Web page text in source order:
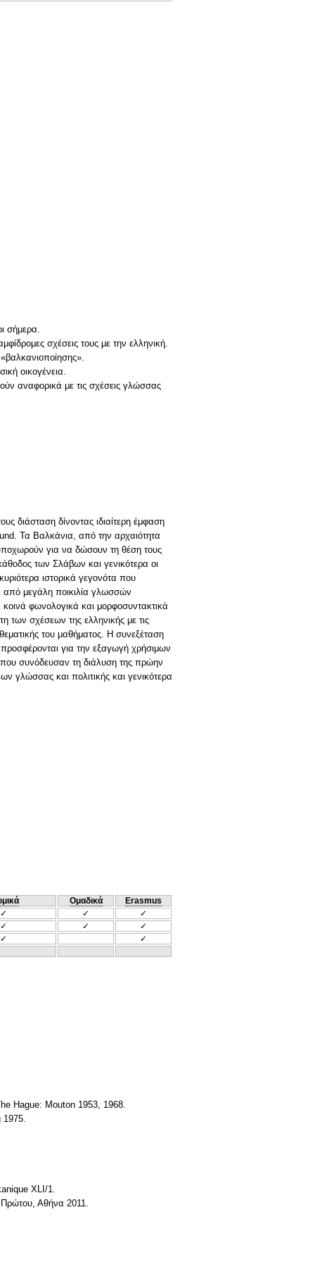
σήμερα.
σχέσεις τους με την ελληνική.
οικογένεια.
αναφορικά με τις σχέσεις γλώσσας
διάσταση δίνοντας ιδιαίτερη έμφαση
Τα Βαλκάνια, από την αρχαιότητα
για να δώσουν τη θέση τους
των Σλάβων και γενικότερα οι
ιστορικά γεγονότα που
από μεγάλη ποικιλία γλωσσών
κοινά φωνολογικά και μορφοσυντακτικά
των σχέσεων της ελληνικής με τις
του μαθήματος. Η συνεξέταση
για την εξαγωγή χρήσιμων
που συνόδευσαν τη διάλυση της πρώην
γλώσσας και πολιτικής και γενικότερα
Ομαδικά
Erasmus
✓ ✓
✓
✓ ✓
✓
✓
✓
Hague: Mouton 1953, 1968.
XLI/1.
Αθήνα 2011.